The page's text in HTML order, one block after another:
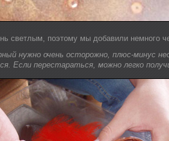
светлым, поэтому мы добавили немного
нужно очень осторожно, плюс-минус
Если перестараться, можно легко